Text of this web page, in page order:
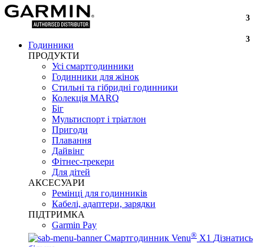
Годинники
ПРОДУКТИ
Усі смартгодинники
Годинники для жінок
Стильні та гібридні годинники
Колекція MARQ
Біг
Мультиспорт і тріатлон
Пригоди
Плавання
Дайвінг
Фітнес-трекери
Для дітей
АКСЕСУАРИ
Ремінці для годинників
Кабелі, адаптери, зарядки
ПІДТРИМКА
Garmin Pay
Смартгодинник Venu® X1 Дізнатись
3
3